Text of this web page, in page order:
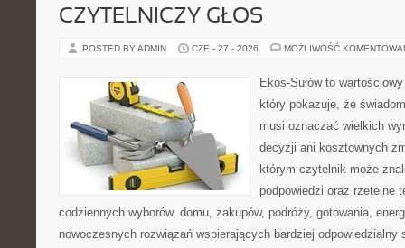
CZYTELNICZY GŁOS
POSTED BY ADMIN CZE - 27 - 2026 MOŻLIWOŚĆ
Ekos-Sułów to
który pokazuje, że
musi oznaczać wielkich
decyzji ani kosztownych
którym czytelnik może
podpowiedzi oraz rzetelne
codziennych wyborów, domu, zakupów, podróży, gotowania,
nowoczesnych rozwiązań wspierających bardziej odpowiedzialny